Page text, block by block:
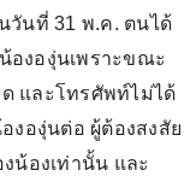
วันที่ 31 พ.ค. ตนได้
ององุ่นเพราะขณะ
และโทรศัพท์ไม่ได้
งองุ่นต่อ ผู้ต้องสงสัย
น้องเท่านั้น และ